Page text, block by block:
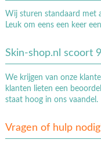
Wij sturen standaard met
Leuk om eens een keer
Skin-shop.nl scoort
We krijgen van onze
klanten lieten een
staat hoog in ons vaandel.
Vragen of hulp